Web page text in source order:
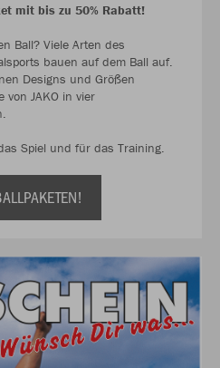
mit bis zu 50% Rabatt!
Ball? Viele Arten des
bauen auf dem Ball auf.
Designs und Größen
von JAKO in vier
Spiel und für das Training.